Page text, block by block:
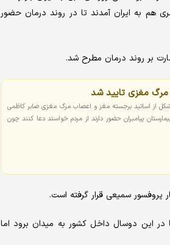
پزشکان ایرانی طی کند. همراه او و با تیم پزشکی، ۲ پزشک قطری هم به ایران آمدند تا در روند درمان حضور
بر روند درمان مطرح شد.
مرگ مغزی تایید شد
از اساتید برجسته مغز و اعصاب مرگ مغزی صابر کاظمی
پیامبران حضور دارند از مردم خواستد دعا کنند چون
پروفسور سمیعی قرار گرفته است.
در این دوسال داخل کشور به میدان برود اما